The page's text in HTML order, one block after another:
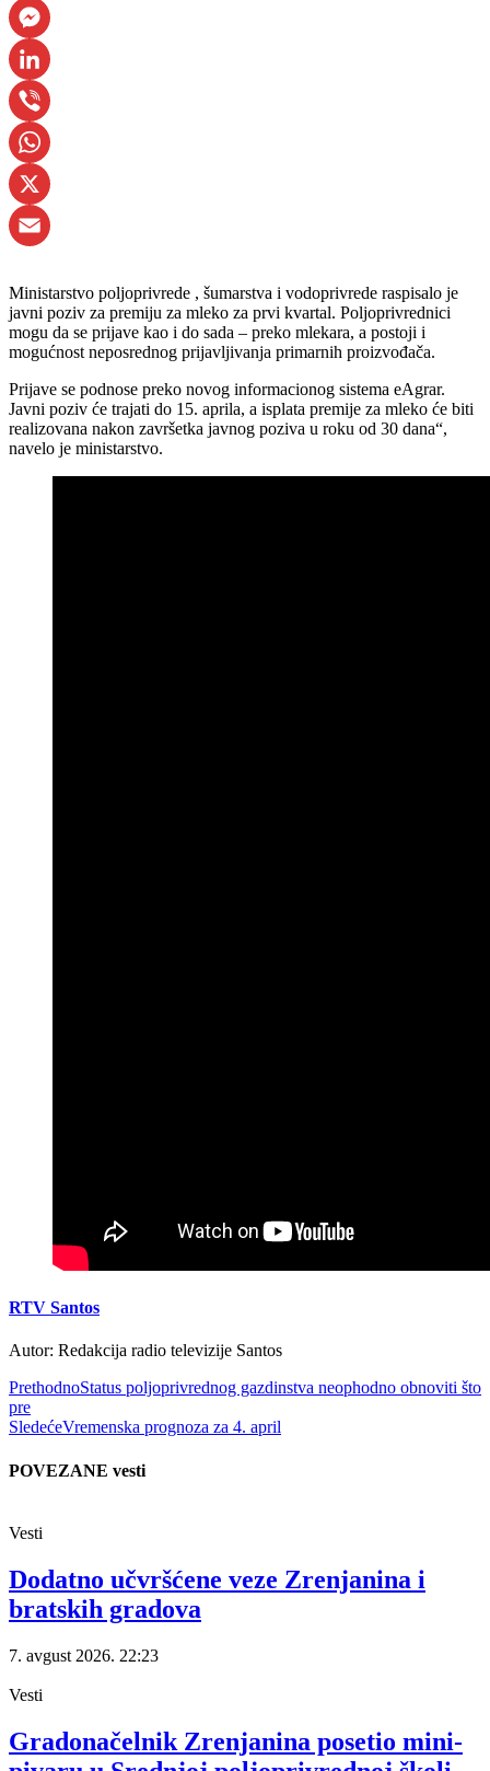
Facebook
Messenger
LinkedIn
Viber
WhatsApp
X
Ministarstvo poljoprivrede , šumarstva i vodoprivrede raspisalo je
javni poziv za premiju za mleko za prvi kvartal. Poljoprivrednici
mogu da se prijave kao i do sada – preko mlekara, a postoji i
mogućnost neposrednog prijavljivanja primarnih proizvođača.
Prijave se podnose preko novog informacionog sistema eAgrar.
Javni poziv će trajati do 15. aprila, a isplata premije za mleko će biti
realizovana nakon završetka javnog poziva u roku od 30 dana“,
navelo je ministarstvo.
RTV Santos
Autor: Redakcija radio televizije Santos
PrethodnoStatus poljoprivrednog gazdinstva neophodno obnoviti što
pre
SledećeVremenska prognoza za 4. april
POVEZANE vesti
Vesti
Dodatno učvršćene veze Zrenjanina i
bratskih gradova
7. avgust 2026. 22:23
Vesti
Gradonačelnik Zrenjanina posetio mini-